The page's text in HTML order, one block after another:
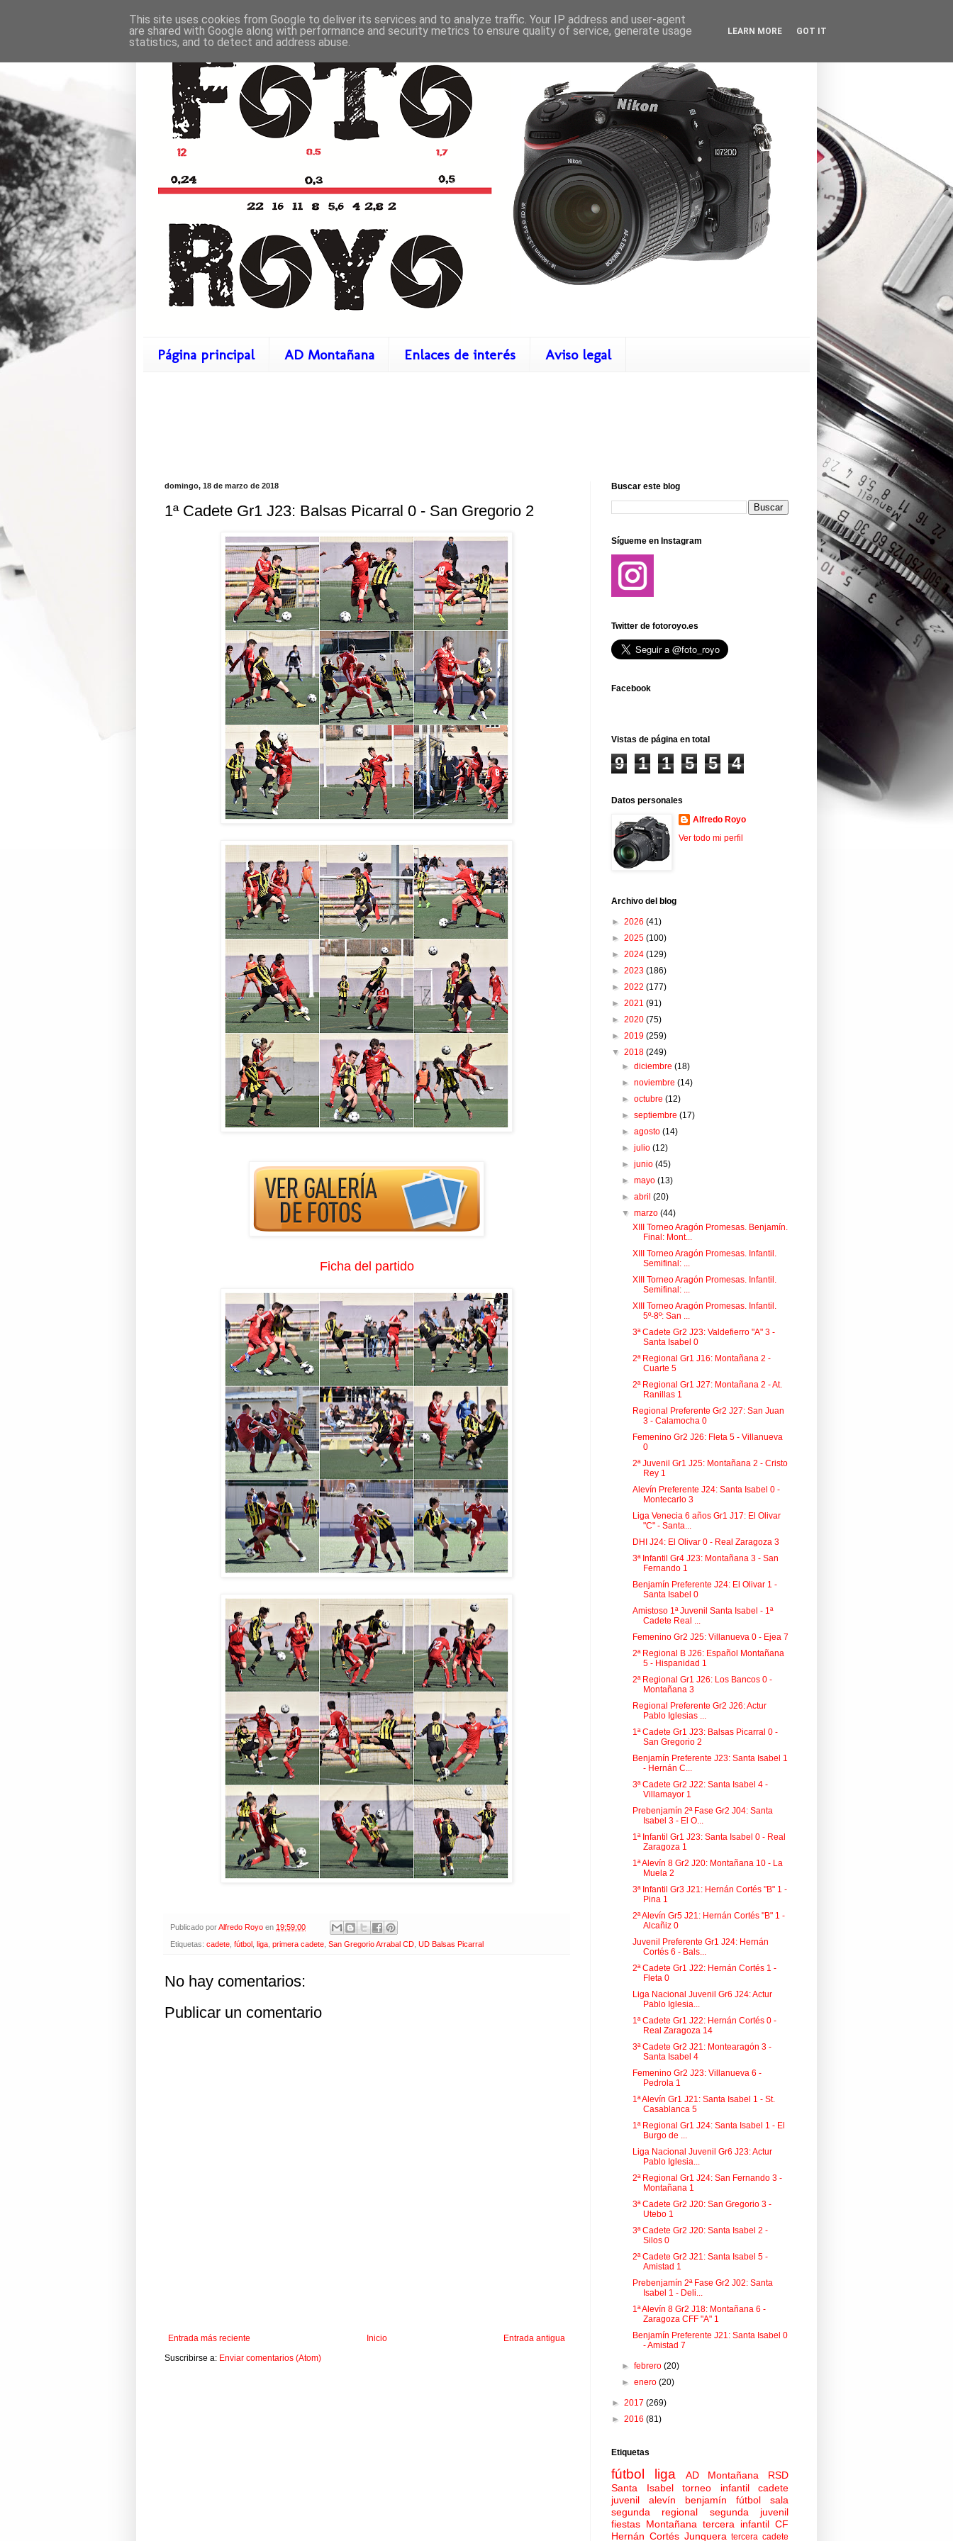
Página principal AD Montañana Enlaces de interés Aviso legal
domingo, 18 de marzo de 2018
1ª Cadete Gr1 J23: Balsas Picarral 0 - San Gregorio 2
Ficha del partido
Publicado porAlfredo Royo en 19:59:00
Etiquetas: cadete fútbol liga primera cadete San Gregorio Arrabal CD UD Balsas Picarral
No hay comentarios:
Publicar un comentario
Entrada más reciente Entrada antigua
Inicio
Suscribirse a: Enviar comentarios (Atom)
Buscar este blog
Sígueme en Instagram
Twitter de fotoroyo.es
Facebook
Vistas de página en total
9 1 1 5 5 4
Datos personales
Alfredo Royo
Ver todo mi perfil
Archivo del blog
► 2026 (41)
► 2025 (100)
► 2024 (129)
► 2023 (186)
► 2022 (177)
► 2021 (91)
► 2020 (75)
► 2019 (259)
▼ 2018 (249)
►diciembre(18)
►noviembre(14)
►octubre(12)
►septiembre(17)
►agosto(14)
►julio(12)
►junio(45)
►mayo(13)
►abril(20)
▼marzo(44)
XIII Torneo Aragón Promesas. Benjamín.
Final: Mont...
XIII Torneo Aragón Promesas. Infantil.
Semifinal: ...
XIII Torneo Aragón Promesas. Infantil.
Semifinal: ...
XIII Torneo Aragón Promesas. Infantil.
5º-8º: San ...
3ª Cadete Gr2 J23: Valdefierro "A" 3 -
Santa Isabel 0
2ª Regional Gr1 J16: Montañana 2 -
Cuarte 5
2ª Regional Gr1 J27: Montañana 2 - At.
Ranillas 1
Regional Preferente Gr2 J27: San Juan
3 - Calamocha 0
Femenino Gr2 J26: Fleta 5 - Villanueva
0
2ª Juvenil Gr1 J25: Montañana 2 - Cristo
Rey 1
Alevín Preferente J24: Santa Isabel 0 -
Montecarlo 3
Liga Venecia 6 años Gr1 J17: El Olivar
"C" - Santa...
DHI J24: El Olivar 0 - Real Zaragoza 3
3ª Infantil Gr4 J23: Montañana 3 - San
Fernando 1
Benjamín Preferente J24: El Olivar 1 -
Santa Isabel 0
Amistoso 1ª Juvenil Santa Isabel - 1ª
Cadete Real ...
Femenino Gr2 J25: Villanueva 0 - Ejea 7
2ª Regional B J26: Español Montañana
5 - Hispanidad 1
2ª Regional Gr1 J26: Los Bancos 0 -
Montañana 3
Regional Preferente Gr2 J26: Actur
Pablo Iglesias ...
1ª Cadete Gr1 J23: Balsas Picarral 0 -
San Gregorio 2
Benjamín Preferente J23: Santa Isabel 1
- Hernán C...
3ª Cadete Gr2 J22: Santa Isabel 4 -
Villamayor 1
Prebenjamín 2ª Fase Gr2 J04: Santa
Isabel 3 - El O...
1ª Infantil Gr1 J23: Santa Isabel 0 - Real
Zaragoza 1
1ª Alevín 8 Gr2 J20: Montañana 10 - La
Muela 2
3ª Infantil Gr3 J21: Hernán Cortés "B" 1 -
Pina 1
2ª Alevín Gr5 J21: Hernán Cortés "B" 1 -
Alcañiz 0
Juvenil Preferente Gr1 J24: Hernán
Cortés 6 - Bals...
2ª Cadete Gr1 J22: Hernán Cortés 1 -
Fleta 0
Liga Nacional Juvenil Gr6 J24: Actur
Pablo Iglesia...
1ª Cadete Gr1 J22: Hernán Cortés 0 -
Real Zaragoza 14
3ª Cadete Gr2 J21: Montearagón 3 -
Santa Isabel 4
Femenino Gr2 J23: Villanueva 6 -
Pedrola 1
1ª Alevín Gr1 J21: Santa Isabel 1 - St.
Casablanca 5
1ª Regional Gr1 J24: Santa Isabel 1 - El
Burgo de ...
Liga Nacional Juvenil Gr6 J23: Actur
Pablo Iglesia...
2ª Regional Gr1 J24: San Fernando 3 -
Montañana 1
3ª Cadete Gr2 J20: San Gregorio 3 -
Utebo 1
3ª Cadete Gr2 J20: Santa Isabel 2 -
Silos 0
2ª Cadete Gr2 J21: Santa Isabel 5 -
Amistad 1
Prebenjamín 2ª Fase Gr2 J02: Santa
Isabel 1 - Deli...
1ª Alevín 8 Gr2 J18: Montañana 6 -
Zaragoza CFF "A" 1
Benjamín Preferente J21: Santa Isabel 0
- Amistad 7
►febrero(20)
►enero(20)
► 2017 (269)
► 2016 (81)
Etiquetas
fútbol liga AD Montañana
RSD
Santa Isabel
torneo infantil
cadete
juvenil
alevín benjamín
fútbol sala
segunda regional
segunda juvenil
fiestas Montañana tercera infantil CF
Hernán Cortés Junquera tercera cadete
This site uses cookies from Google to deliver its services and to analyze traffic. Your IP address and user-agent
are shared with Google along with performance and security metrics to ensure quality of service, generate usage
statistics, and to detect and address abuse.
LEARN MORE GOT IT